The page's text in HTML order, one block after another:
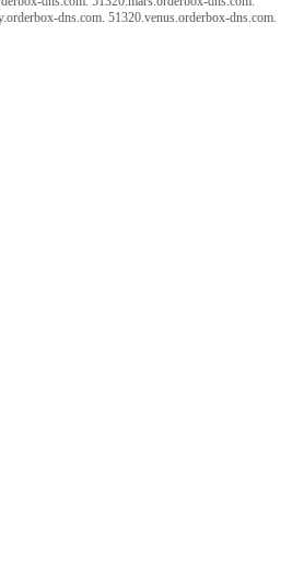
dns.com. 51320.venus.orderbox-dns.com.